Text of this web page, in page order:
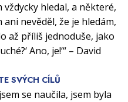
vždycky hledal, a některé,
ani nevěděl, že je hledám,
až příliš jednoduše, jako
Ano, je!‘“ – David
SVÝCH CÍLŮ
se naučila, jsem byla